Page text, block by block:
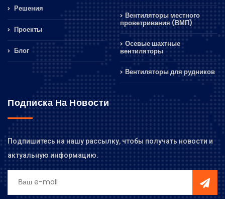
Решения
Проекты
Блог
Вентиляторы местного
проветривания (ВМП)
Осевые шахтные
вентиляторы
Вентиляторы для рудников
Подписка На Новости
Подпишитесь на нашу рассылку, чтобы получать новости и
актуальную информацию.